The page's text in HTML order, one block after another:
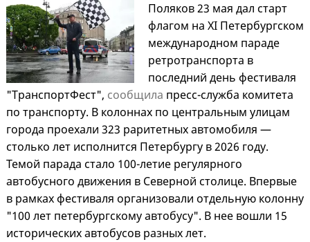
Поляков 23 мая дал старт
флагом на XI Петербургском
международном параде
ретротранспорта в
последний день фестиваля
"ТранспортФест", сообщила пресс-служба комитета
по транспорту. В колоннах по центральным улицам
города проехали 323 раритетных автомобиля —
столько лет исполнится Петербургу в 2026 году.
Темой парада стало 100-летие регулярного
автобусного движения в Северной столице. Впервые
в рамках фестиваля организовали отдельную колонну
"100 лет петербургскому автобусу". В нее вошли 15
исторических автобусов разных лет.